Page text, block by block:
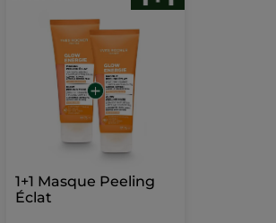
1+1 Masque Peeling
Éclat